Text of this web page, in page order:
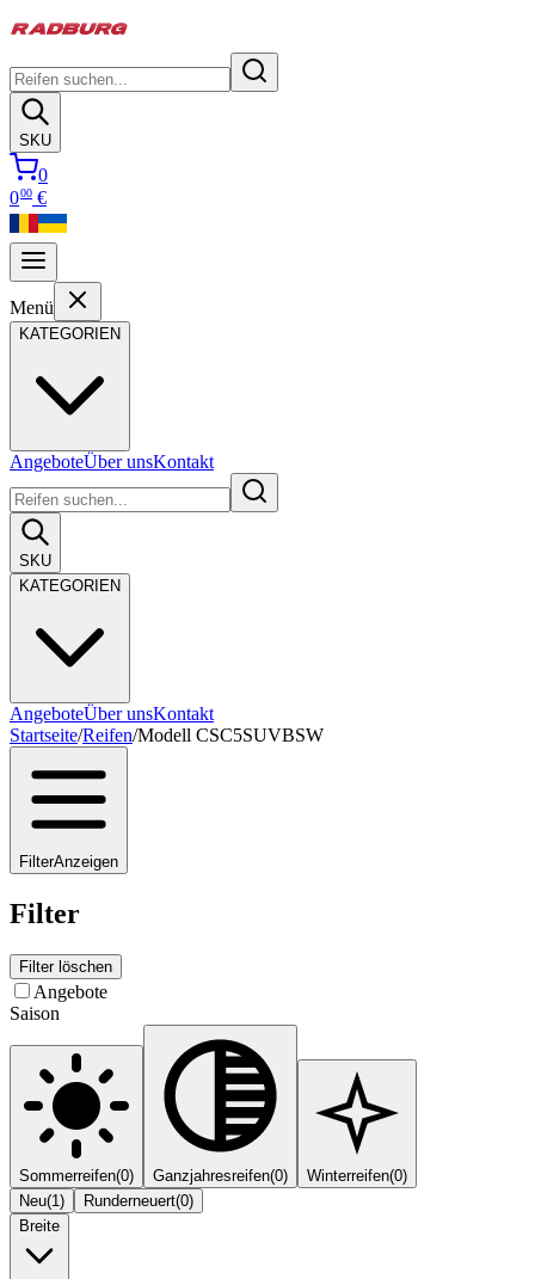
SKU
0
000 €
Menü
KATEGORIEN
AngeboteÜber unsKontakt
SKU
KATEGORIEN
AngeboteÜber unsKontakt
Startseite/Reifen/Modell CSC5SUVBSW
FilterAnzeigen
Filter
Filter löschen
Angebote
Saison
Sommerreifen(0) Ganzjahresreifen(0) Winterreifen(0)
Neu(1) Runderneuert(0)
Breite